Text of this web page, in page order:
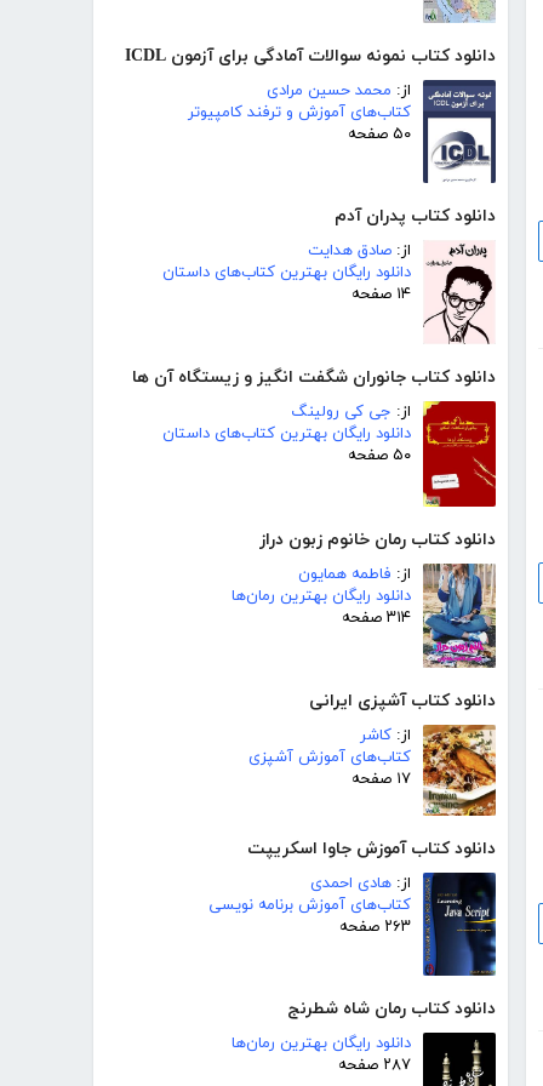
دانلود کتاب نمونه سوالات آمادگی برای آزمون ICDL
از: محمد حسین مرادی
کتاب‌های آموزش و ترفند کامپیوتر
۵۰ صفحه
دانلود کتاب پدران آدم
از: صادق هدایت
دانلود رایگان بهترین کتاب‌های داستان
۱۴ صفحه
دانلود کتاب جانوران شگفت انگیز و زیستگاه آن ها
از: جی کی رولینگ
دانلود رایگان بهترین کتاب‌های داستان
۵۰ صفحه
دانلود کتاب رمان خانوم زبون دراز
از: فاطمه همایون
دانلود رایگان بهترین رمان‌ها
۳۱۴ صفحه
دانلود کتاب آشپزی ایرانی
از: کاشر
کتاب‌های آموزش آشپزی
۱۷ صفحه
دانلود کتاب آموزش جاوا اسکریپت
از: هادی احمدی
کتاب‌های آموزش برنامه نویسی
۲۶۳ صفحه
دانلود کتاب رمان شاه شطرنج
دانلود رایگان بهترین رمان‌ها
۲۸۷ صفحه